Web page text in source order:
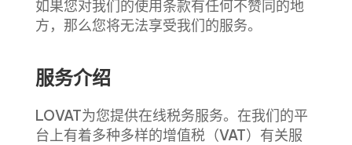
如果您对我们的使用条款有任何不赞同的地
方，那么您将无法享受我们的服务。
服务介绍
LOVAT为您提供在线税务服务。在我们的平
台上有着多种多样的增值税（VAT）有关服